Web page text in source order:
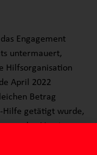
Engagement
untermauert,
Hilfsorganisation
April 2022
Betrag
Hilfe getätigt wurde,
an den Verein
€ Spendengelder